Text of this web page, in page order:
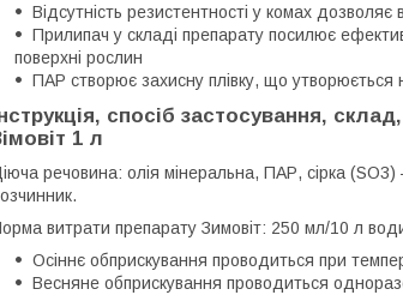
Відсутність резистентності у комах
Прилипач у складі препарату посилює
поверхні рослин
ПАР створює захисну плівку, що утворюється
спосіб застосування,
1 л
речовина: олія мінеральна, ПАР, сірка
витрати препарату Зимовіт: 250 мл/10 л
Осіннє обприскування проводиться при
Весняне обприскування проводиться